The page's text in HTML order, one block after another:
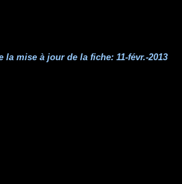
la mise à jour de la fiche: 11-févr.-2013